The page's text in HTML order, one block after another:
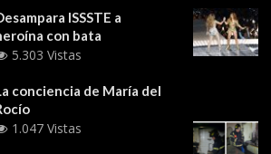
ISSSTE a
con bata
5.303 Vistas
conciencia de María del
1.047 Vistas